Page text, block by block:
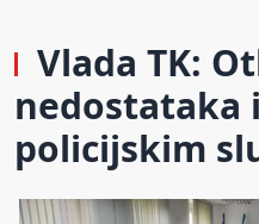
Vlada TK:
nedostataka
policijskim